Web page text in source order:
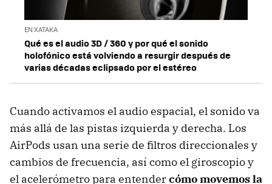
EN XATAKA
Qué es el audio 3D / 360 y por qué el sonido
holofónico está volviendo a resurgir después de
varias décadas eclipsado por el estéreo
Cuando activamos el audio espacial, el sonido va
más allá de las pistas izquierda y derecha. Los
AirPods usan una serie de filtros direccionales y
cambios de frecuencia, así como el giroscopio y
el acelerómetro para entendercómo movemos la